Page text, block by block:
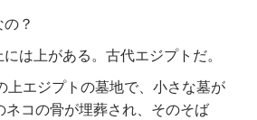
？
は上がある。古代エジプトだ。
上エジプトの墓地で、小さな墓が
ネコの骨が埋葬され、そのそば